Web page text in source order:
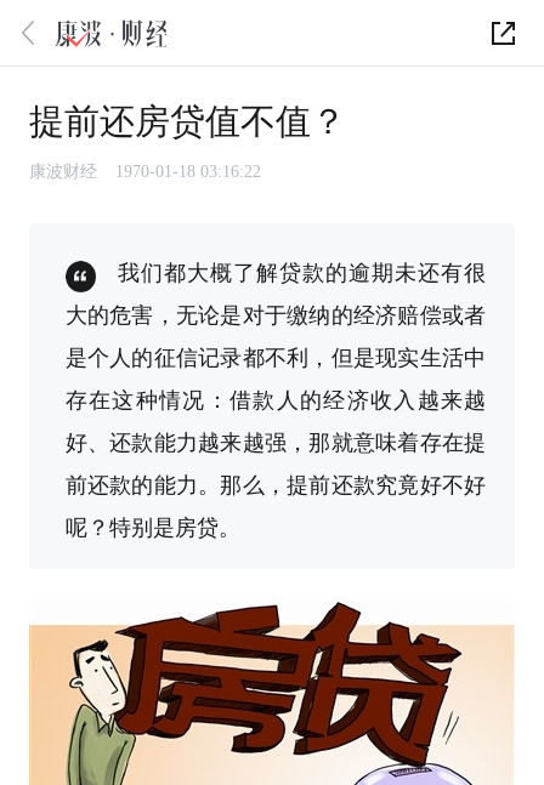
提前还房贷值不值？
康波财经 1970-01-18 03:16:22
我们都大概了解贷款的逾期未还有很
大的危害，无论是对于缴纳的经济赔偿或者
是个人的征信记录都不利，但是现实生活中
存在这种情况：借款人的经济收入越来越
好、还款能力越来越强，那就意味着存在提
前还款的能力。那么，提前还款究竟好不好
呢？特别是房贷。